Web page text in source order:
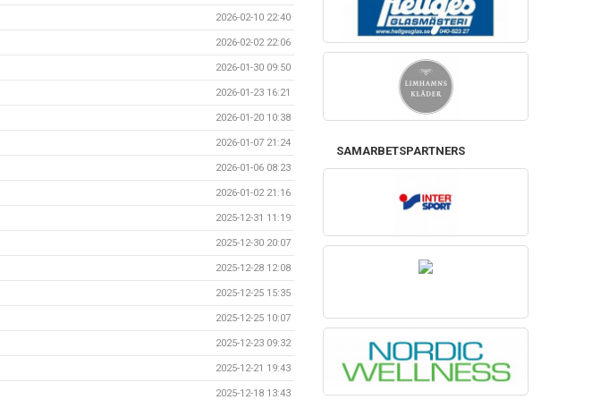
2026-02-10 22:40
2026-02-02 22:06
2026-01-30 09:50
2026-01-23 16:21
2026-01-20 10:38
2026-01-07 21:24
2026-01-06 08:23
2026-01-02 21:16
2025-12-31 11:19
2025-12-30 20:07
2025-12-28 12:08
2025-12-25 15:35
2025-12-25 10:07
2025-12-23 09:32
2025-12-21 19:43
2025-12-18 13:43
SAMARBETSPARTNERS